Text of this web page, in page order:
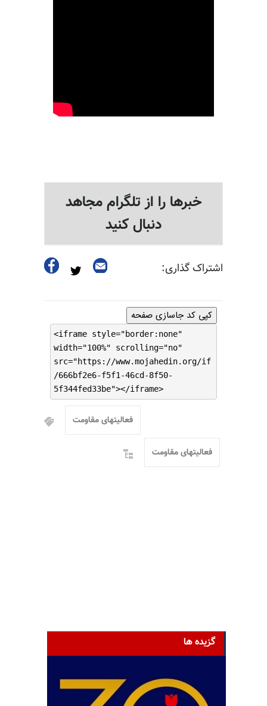
خبرها را از تلگرام مجاهد
دنبال کنید
اشتراک گذاری:
کپی کد جاسازی صفحه
<iframe style="border:none"
width="100%" scrolling="no"
src="https://www.mojahedin.org/if
/666bf2e6-f5f1-46cd-8f50-
5f344fed33be"></iframe>
فعالیتهای مقاومت
فعالیتهای مقاومت
گزیده ها